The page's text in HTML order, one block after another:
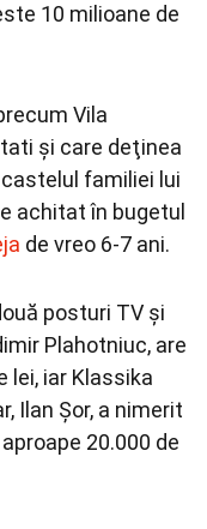
10 milioane de
Vila
şi care deţinea
familiei lui
achitat în bugetul
de vreo 6-7 ani.
posturi TV şi
Plahotniuc, are
lei, iar Klassika
Ilan Şor, a nimerit
20.000 de